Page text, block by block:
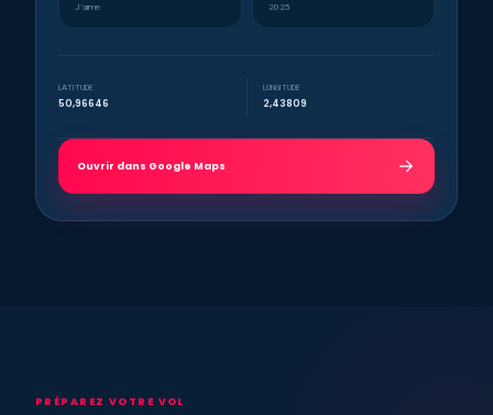
J’aime 2025
LATITUDE
50,96646
LONGITUDE
2,43809
Ouvrir dans Google Maps
PRÉPAREZ VOTRE VOL